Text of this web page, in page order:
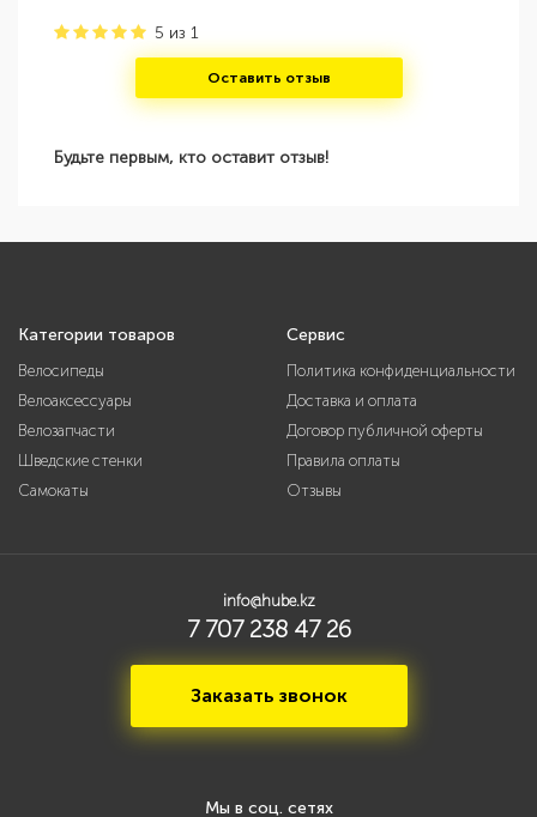
5 из 1
Оставить отзыв
Будьте первым, кто оставит отзыв!
Категории товаров
Велосипеды
Велоаксессуары
Велозапчасти
Шведские стенки
Самокаты
Сервис
Политика конфиденциальности
Доставка и оплата
Договор публичной оферты
Правила оплаты
Отзывы
info@hube.kz
7 707 238 47 26
Заказать звонок
Мы в соц. сетях